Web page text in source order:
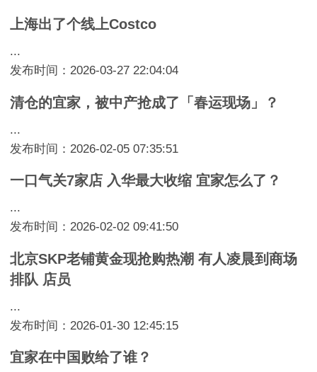
上海出了个线上Costco
...
发布时间：2026-03-27 22:04:04
清仓的宜家，被中产抢成了「春运现场」？
...
发布时间：2026-02-05 07:35:51
一口气关7家店 入华最大收缩 宜家怎么了？
...
发布时间：2026-02-02 09:41:50
北京SKP老铺黄金现抢购热潮 有人凌晨到商场
排队 店员
...
发布时间：2026-01-30 12:45:15
宜家在中国败给了谁？